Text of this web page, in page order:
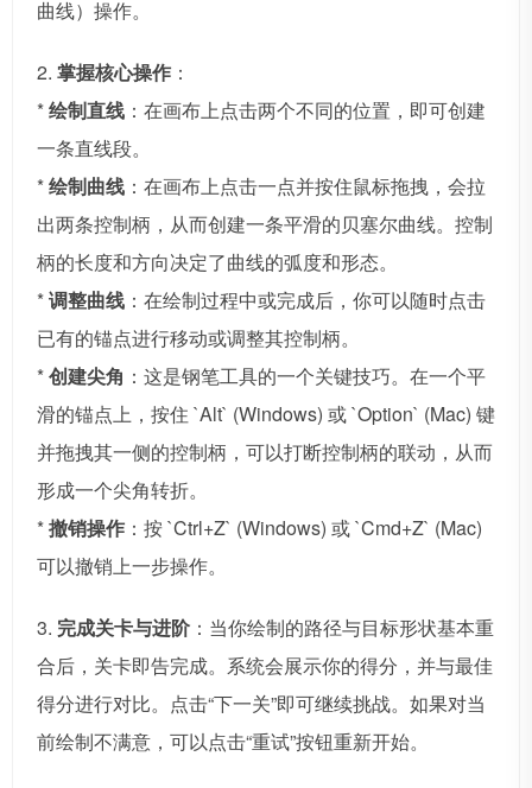
曲线）操作。
2. 掌握核心操作 ：
*绘制直线 ：在画布上点击两个不同的位置，即可创建
一条直线段。
*绘制曲线 ：在画布上点击一点并按住鼠标拖拽，会拉
出两条控制柄，从而创建一条平滑的贝塞尔曲线。控制
柄的长度和方向决定了曲线的弧度和形态。
*调整曲线 ：在绘制过程中或完成后，你可以随时点击
已有的锚点进行移动或调整其控制柄。
*创建尖角 ：这是钢笔工具的一个关键技巧。在一个平
滑的锚点上，按住 `Alt` (Windows) 或 `Option` (Mac) 键
并拖拽其一侧的控制柄，可以打断控制柄的联动，从而
形成一个尖角转折。
*撤销操作 ：按 `Ctrl+Z` (Windows) 或 `Cmd+Z` (Mac)
可以撤销上一步操作。
3. 完成关卡与进阶 ：当你绘制的路径与目标形状基本重
合后，关卡即告完成。系统会展示你的得分，并与最佳
得分进行对比。点击“下一关”即可继续挑战。如果对当
前绘制不满意，可以点击“重试”按钮重新开始。